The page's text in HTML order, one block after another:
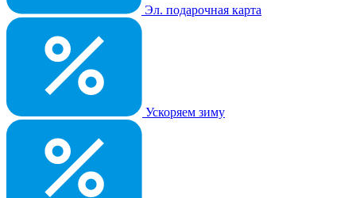
Эл. подарочная карта
Ускоряем зиму